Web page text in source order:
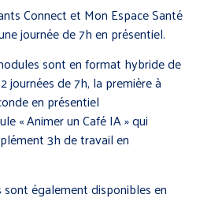
Connect et Mon Espace Santé
journée de 7h en présentiel.
sont en format hybride de
journées de 7h, la première à
en présentiel
« Animer un Café IA » qui
3h de travail en
également disponibles en